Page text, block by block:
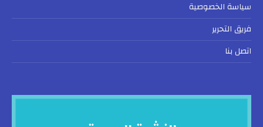
سياسة الخصوصية
فريق التحرير
اتصل بنا